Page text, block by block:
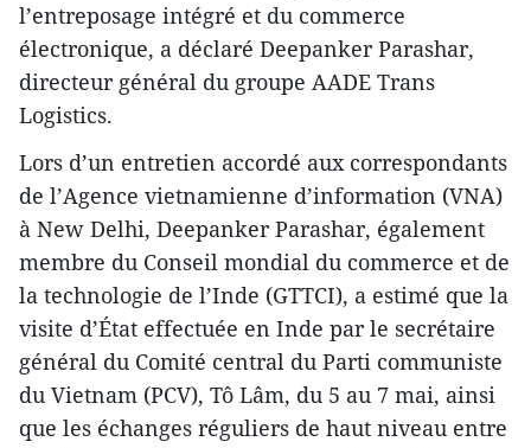
l’entreposage intégré et du commerce
électronique, a déclaré Deepanker Parashar,
directeur général du groupe AADE Trans
Logistics.
Lors d’un entretien accordé aux correspondants
de l’Agence vietnamienne d’information (VNA)
à New Delhi, Deepanker Parashar, également
membre du Conseil mondial du commerce et de
la technologie de l’Inde (GTTCI), a estimé que la
visite d’État effectuée en Inde par le secrétaire
général du Comité central du Parti communiste
du Vietnam (PCV), Tô Lâm, du 5 au 7 mai, ainsi
que les échanges réguliers de haut niveau entre